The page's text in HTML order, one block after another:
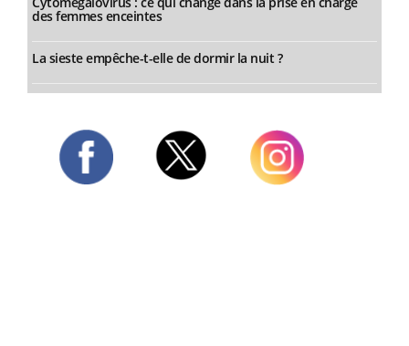
des femmes enceintes
La sieste empêche-t-elle de dormir la nuit ?